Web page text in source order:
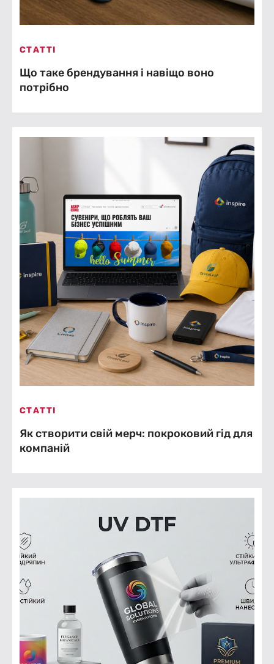
СТАТТІ
Що таке брендування і навіщо воно
потрібно
СТАТТІ
Як створити свій мерч: покроковий гід для
компаній